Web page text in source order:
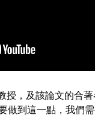
授，及該論文的合
做到這一點，我們